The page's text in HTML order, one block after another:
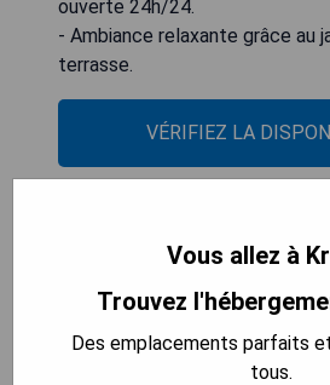
ouverte 24h/24.
- Ambiance relaxante grâce au
terrasse.
VÉRIFIEZ LA
Play Poshtel & Cafe'
town)
Vous allez à
Trouvez
Des emplacements parfaits
tous.